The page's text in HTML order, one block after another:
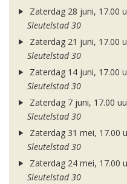
Zaterdag 28 juni, 17.00
Sleutelstad 30
Zaterdag 21 juni, 17.00
Sleutelstad 30
Zaterdag 14 juni, 17.00
Sleutelstad 30
Zaterdag 7 juni, 17.00
Sleutelstad 30
Zaterdag 31 mei, 17.00
Sleutelstad 30
Zaterdag 24 mei, 17.00
Sleutelstad 30